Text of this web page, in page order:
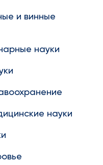
и винные
науки
науки